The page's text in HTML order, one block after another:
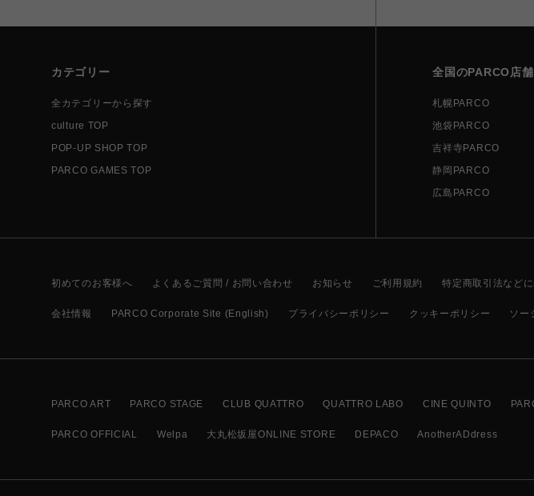
カテゴリー
全カテゴリーから探す
culture TOP
POP-UP SHOP TOP
PARCO GAMES TOP
全国のPARCO店舗
札幌PARCO
池袋PARCO
吉祥寺PARCO
静岡PARCO
広島PARCO
初めてのお客様へ よくあるご質問 / お問い合わせ お知らせ ご利用規約 特定商取引法など
会社情報 PARCO Corporate Site (English) プライバシーポリシー クッキーポリシー ソー
PARCO ART PARCO STAGE CLUB QUATTRO QUATTRO LABO CINE QUINTO
PARCO OFFICIAL Welpa 大丸松坂屋ONLINE STORE DEPACO AnotherADdress